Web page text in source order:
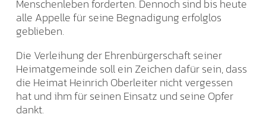
Menschenleben forderten. Dennoch sind bis heute
alle Appelle für seine Begnadigung erfolglos
geblieben.
Die Verleihung der Ehrenbürgerschaft seiner
Heimatgemeinde soll ein Zeichen dafür sein, dass
die Heimat Heinrich Oberleiter nicht vergessen
hat und ihm für seinen Einsatz und seine Opfer
dankt.